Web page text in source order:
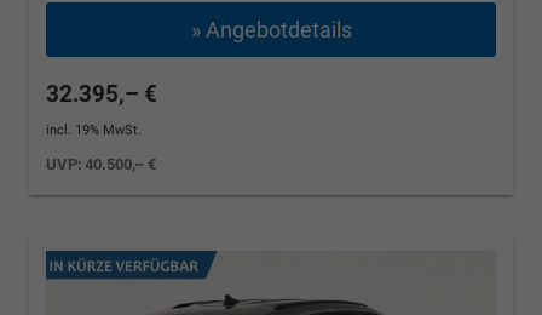
» Angebotdetails
32.395,– €
incl. 19% MwSt.
UVP:40.500,– €